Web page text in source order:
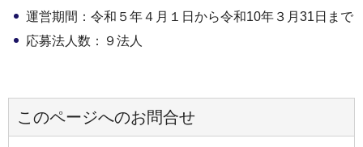
運営期間：令和５年４月１日から令和10年３月31日まで
応募法人数：９法人
このページへのお問合せ